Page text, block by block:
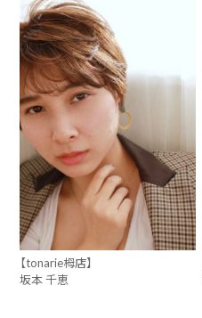
【tonarie栂店】
坂本 千恵